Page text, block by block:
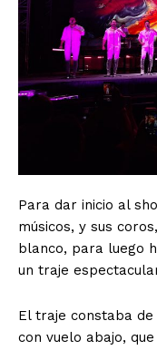
Para dar inicio al
músicos, y sus
blanco, para luego
un traje
El traje constaba
con vuelo abajo,